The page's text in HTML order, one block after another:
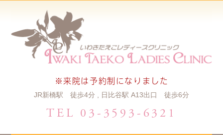
※来院は予約制になりました
JR新橋駅 徒歩4分 , 日比谷駅 A13出口 徒歩6分
TEL 03-3593-6321